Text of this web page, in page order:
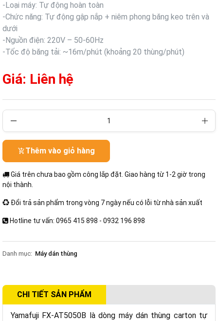
- Loại máy: Tự động hoàn toàn
-Chức năng: Tự động gập nắp + niêm phong băng keo trên và
dưới
- Nguồn điện: 220V – 50-60Hz
-Tốc độ băng tải: ~16m/phút (khoảng 20 thùng/phút)
Giá: Liên hệ
Thêm vào giỏ hàng
Giá trên chưa bao gồm công lắp đặt. Giao hàng từ 1-2 giờ trong
nội thành.
Đổi trả sản phẩm trong vòng 7 ngày nếu có lỗi từ nhà sản xuất
Hotline tư vấn: 0965 415 898 - 0932 196 898
Danh mục: Máy dán thùng
CHI TIẾT SẢN PHẨM
Yamafuji FX-AT5050B là dòng máy dán thùng carton tự